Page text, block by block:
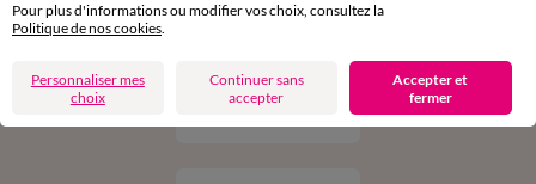
Téléchargez l’application
Pour plus d'informations ou modifier vos choix, consultez la
Politique de nos cookies.
Personnaliser mes
choix
Continuer sans
accepter
Accepter et
fermer